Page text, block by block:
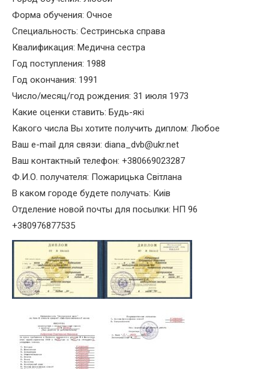
Форма обучения: Очное
Специальность: Сестринська справа
Квалификация: Медична сестра
Год поступления: 1988
Год окончания: 1991
Число/месяц/год рождения: 31 июля 1973
Какие оценки ставить: Будь-якi
Какого числа Вы хотите получить диплом: Любое
Ваш e-mail для связи: diana_dvb@ukr.net
Ваш контактный телефон: +380669023287
Ф.И.О. получателя: Пожарицька Свiтлана
В каком городе будете получать: Киiв
Отделение новой почты для посылки: НП 96
+380976877535